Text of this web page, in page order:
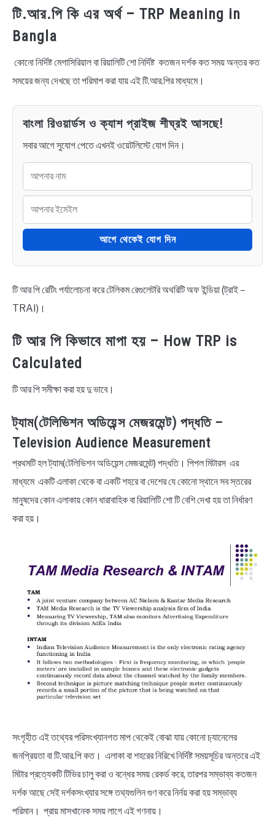
টি.আর.পি কি এর অর্থ – TRP Meaning in
Bangla
কোনো নির্দিষ্ট মেগাসিরিয়াল বা রিয়ালিটি শো নির্দিষ্ট কতজন দর্শক কত সময় অন্তর কত
সময়ের জন্য দেখছে তা পরিমাপ করা যায় এই টি.আর.পির মাধ্যমে।
বাংলা রিওয়ার্ডস ও ক্যাশ প্রাইজ শীঘ্রই আসছে!
সবার আগে সুযোগ পেতে এখনই ওয়েটলিস্টে যোগ দিন।
আগে থেকেই যোগ দিন
টি আর পি রেটিং পর্যালোচনা করে টেলিকম রেগুলেটরি অথরিটি অফ ইন্ডিয়া (ট্রাই –
TRAI)।
টি আর পি কিভাবে মাপা হয় – How TRP is
Calculated
টি আর পি সমীক্ষা করা হয় দু ভাবে।
ট্যাম(টেলিভিশন অডিয়েন্স মেজরমেন্ট) পদ্ধতি –
Television Audience Measurement
প্রথমটি হল ট্যাম(টেলিভিশন অডিয়েন্স মেজরমেন্ট) পদ্ধতি। পিপল মিটারস এর
মাধ্যমে একটি এলাকা থেকে বা একটি শহরে বা দেশের যে কোনো স্থানে সব স্তরের
মানুষদের কোন এলাকায় কোন ধারাবাহিক বা রিয়ালিটি শো টি বেশি দেখা হয় তা নির্ধারণ
করা হয়।
সংগৃহীত এই তথ্যের পরিসংখ্যানগত মাপ থেকেই বোঝা যায় কোনো চ‍্যানেলের
জনপ্রিয়তা বা টি.আর.পি কত। এলাকা বা শহরের নিরিখে নির্দিষ্ট সময়সূচির অন্তরে এই
মিটার প্রত্যেকটি টিভির চালু করা ও বন্ধের সময় রেকর্ড করে, তারপর সম্ভাব্য কতজন
দর্শক আছে সেই দর্শকসংখ্যার সঙ্গে তথ্যগুলিন গুণ করে নির্নয় করা হয় সম্ভাব্য
পরিমান। প্রায় মাসখানেক সময় লাগে এই গণনায়।